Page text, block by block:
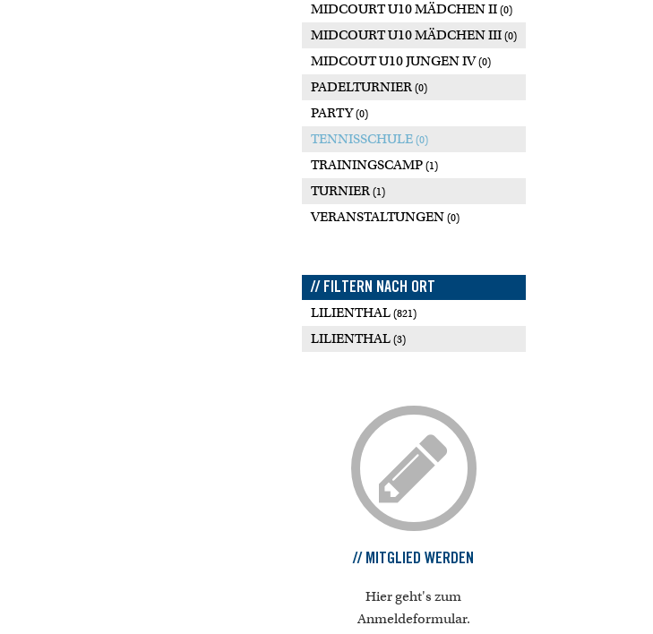
MIDCOURT U10 MÄDCHEN II (0)
MIDCOURT U10 MÄDCHEN III (0)
MIDCOUT U10 JUNGEN IV(0)
PADELTURNIER (0)
PARTY(0)
TENNISSCHULE (0)
TRAININGSCAMP (1)
TURNIER (1)
VERANSTALTUNGEN (0)
// FILTERN NACH ORT
LILIENTHAL (821)
LILIENTHAL (3)
// MITGLIED WERDEN
Hier geht's zum
Anmeldeformular.